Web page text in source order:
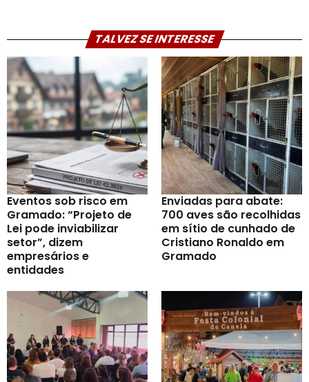
TALVEZ SE INTERESSE
Eventos sob risco em
Gramado: “Projeto de
Lei pode inviabilizar
setor”, dizem
empresários e
entidades
Enviadas para abate:
700 aves são recolhidas
em sítio de cunhado de
Cristiano Ronaldo em
Gramado